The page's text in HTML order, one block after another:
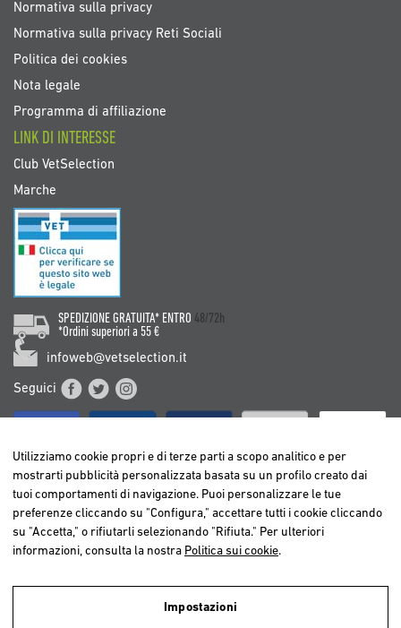
Normativa sulla privacy
Normativa sulla privacy Reti Sociali
Politica dei cookies
Nota legale
Programma di affiliazione
LINK DI INTERESSE
Club VetSelection
Marche
SPEDIZIONE GRATUITA* ENTRO 48/72h
*Ordini superiori a 55 €
infoweb@vetselection.it
Seguici
BELGIË / BELGIQUE
DEUTSCHLAND
ESPAÑA
ITALIA
Utilizziamo cookie propri e di terze parti a scopo analitico e per
mostrarti pubblicità personalizzata basata su un profilo creato dai
tuoi comportamenti di navigazione. Puoi personalizzare le tue
preferenze cliccando su "Configura," accettare tutti i cookie cliccando
su "Accetta," o rifiutarli selezionando "Rifiuta." Per ulteriori
informazioni, consulta la nostra Politica sui cookie.
Impostazioni